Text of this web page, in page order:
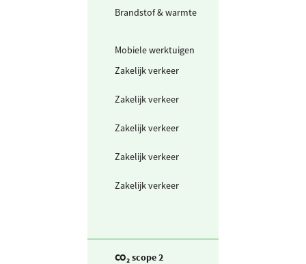
Brandstof & warmte
Mobiele werktuigen
Zakelijk verkeer
Zakelijk verkeer
Zakelijk verkeer
Zakelijk verkeer
Zakelijk verkeer
CO₂ scope 2